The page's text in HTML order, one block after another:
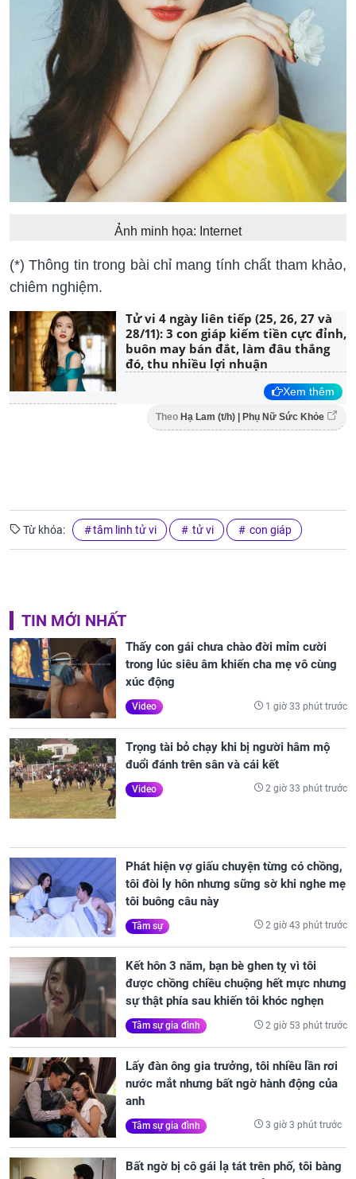
Ảnh minh họa: Internet
(*) Thông tin trong bài chỉ mang tính chất tham khảo,
chiêm nghiệm.
Tử vi 4 ngày liên tiếp (25, 26, 27 và
28/11): 3 con giáp kiếm tiền cực đỉnh,
buôn may bán đắt, làm đâu thắng
đó, thu nhiều lợi nhuận
Xem thêm
Theo Hạ Lam (t/h) | Phụ Nữ Sức Khỏe
Từ khóa: tâm linh tử vi tử vi con giáp
TIN MỚI NHẤT
Thấy con gái chưa chào đời mỉm cười
trong lúc siêu âm khiến cha mẹ vô cùng
xúc động
Video 1 giờ 33 phút trước
Trọng tài bỏ chạy khi bị người hâm mộ
đuổi đánh trên sân và cái kết
Video 2 giờ 33 phút trước
Phát hiện vợ giấu chuyện từng có chồng,
tôi đòi ly hôn nhưng sững sờ khi nghe mẹ
tôi buông câu này
Tâm sự 2 giờ 43 phút trước
Kết hôn 3 năm, bạn bè ghen tỵ vì tôi
được chồng chiều chuộng hết mực nhưng
sự thật phía sau khiến tôi khóc nghẹn
Tâm sự gia đình 2 giờ 53 phút trước
Lấy đàn ông gia trưởng, tôi nhiều lần rơi
nước mắt nhưng bất ngờ hành động của
anh
Tâm sự gia đình 3 giờ 3 phút trước
Bất ngờ bị cô gái lạ tát trên phố, tôi bàng